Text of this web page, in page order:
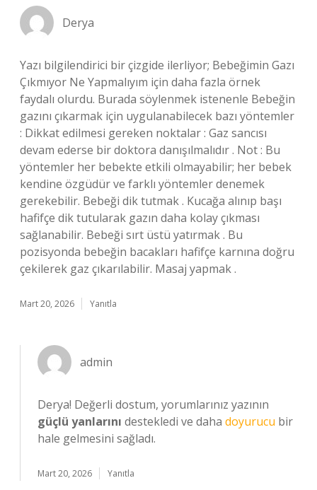
Derya
Yazı bilgilendirici bir çizgide ilerliyor; Bebeğimin Gazı
Çıkmıyor Ne Yapmalıyım için daha fazla örnek
faydalı olurdu. Burada söylenmek istenenle Bebeğin
gazını çıkarmak için uygulanabilecek bazı yöntemler
: Dikkat edilmesi gereken noktalar : Gaz sancısı
devam ederse bir doktora danışılmalıdır . Not : Bu
yöntemler her bebekte etkili olmayabilir; her bebek
kendine özgüdür ve farklı yöntemler denemek
gerekebilir. Bebeği dik tutmak . Kucağa alınıp başı
hafifçe dik tutularak gazın daha kolay çıkması
sağlanabilir. Bebeği sırt üstü yatırmak . Bu
pozisyonda bebeğin bacakları hafifçe karnına doğru
çekilerek gaz çıkarılabilir. Masaj yapmak .
Mart 20, 2026 Yanıtla
admin
Derya! Değerli dostum, yorumlarınız yazının
güçlü yanlarını destekledi ve daha doyurucu bir
hale gelmesini sağladı.
Mart 20, 2026 Yanıtla